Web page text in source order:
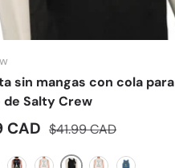
sin mangas con cola para
de Salty Crew
de venta
CAD Precio normal
$41.99 CAD